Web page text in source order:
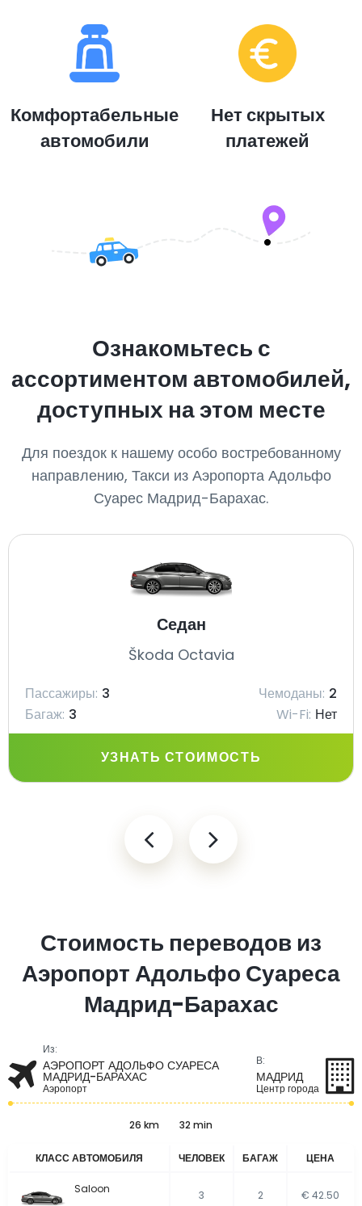
Комфортабельные
автомобили
Нет скрытых
платежей
Ознакомьтесь с
ассортиментом автомобилей,
доступных на этом месте
Для поездок к нашему особо востребованному
направлению, Такси из Аэропорта Адольфо
Суарес Мадрид-Барахас.
Седан
Škoda Octavia
Пассажиры: 3 Чемоданы: 2
Багаж: 3 Wi-Fi: Нет
УЗНАТЬ СТОИМОСТЬ
Стоимость переводов из
Аэропорт Адольфо Суареса
Мадрид-Барахас
Из:
АЭРОПОРТ АДОЛЬФО СУАРЕСА
МАДРИД-БАРАХАС
Аэропорт
В:
МАДРИД
Центр города
26 km 32 min
КЛАСС АВТОМОБИЛЯ ЧЕЛОВЕК БАГАЖ ЦЕНА
Saloon 3 2 € 42.50